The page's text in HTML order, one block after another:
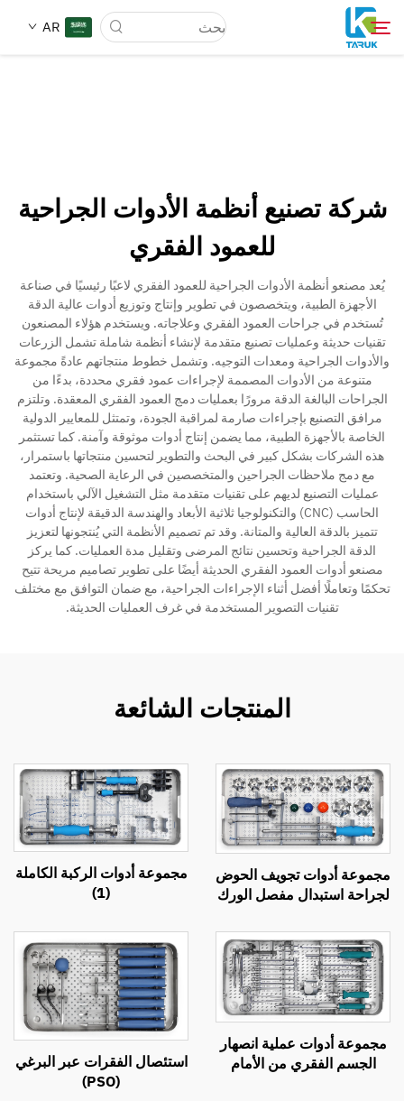
AR
القدرات
أخبار وأحداث
معلومات عنا
اتصل
شركة تصنيع أنظمة الأدوات الجراحية
للعمود الفقري
يُعد مصنعو أنظمة الأدوات الجراحية للعمود الفقري لاعبًا رئيسيًا في صناعة
الأجهزة الطبية، ويتخصصون في تطوير وإنتاج وتوزيع أدوات عالية الدقة
تُستخدم في جراحات العمود الفقري وعلاجاته. ويستخدم هؤلاء المصنعون
تقنيات حديثة وعمليات تصنيع متقدمة لإنشاء أنظمة شاملة تشمل الزرعات
والأدوات الجراحية ومعدات التوجيه. وتشمل خطوط منتجاتهم عادةً مجموعة
متنوعة من الأدوات المصممة لإجراءات عمود فقري محددة، بدءًا من
الجراحات البالغة الدقة مرورًا بعمليات دمج العمود الفقري المعقدة. وتلتزم
مرافق التصنيع بإجراءات صارمة لمراقبة الجودة، وتمتثل للمعايير الدولية
الخاصة بالأجهزة الطبية، مما يضمن إنتاج أدوات موثوقة وآمنة. كما تستثمر
هذه الشركات بشكل كبير في البحث والتطوير لتحسين منتجاتها باستمرار،
مع دمج ملاحظات الجراحين والمتخصصين في الرعاية الصحية. وتعتمد
عمليات التصنيع لديهم على تقنيات متقدمة مثل التشغيل الآلي باستخدام
الحاسب (CNC) والتكنولوجيا ثلاثية الأبعاد والهندسة الدقيقة لإنتاج أدوات
تتميز بالدقة العالية والمتانة. وقد تم تصميم الأنظمة التي يُنتجونها لتعزيز
الدقة الجراحية وتحسين نتائج المرضى وتقليل مدة العمليات. كما يركز
مصنعو أدوات العمود الفقري الحديثة أيضًا على تطوير تصاميم مريحة تتيح
تحكمًا وتعاملًا أفضل أثناء الإجراءات الجراحية، مع ضمان التوافق مع مختلف
تقنيات التصوير المستخدمة في غرف العمليات الحديثة.
المنتجات الشائعة
مجموعة أدوات تجويف الحوض
لجراحة استبدال مفصل الورك
مجموعة أدوات الركبة الكاملة
(1)
مجموعة أدوات عملية انصهار
الجسم الفقري من الأمام
استئصال الفقرات عبر البرغي
(PSO)